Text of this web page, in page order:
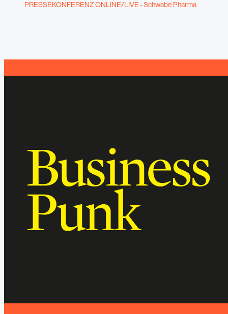
PRESSEKONFERENZ ONLINE/LIVE - Schwabe Pharma
„YOU EXPERIENCE
EXCEPTIONAL GREATNESS.“